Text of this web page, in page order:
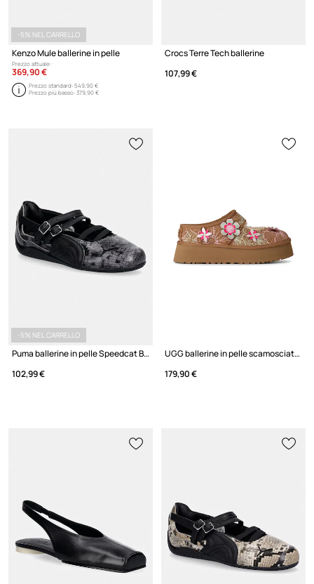
-5% NEL CARRELLO
Kenzo Mule ballerine in pelle
Prezzo attuale:
369,90 €
Prezzo standard:549,90 €
Prezzo più basso:379,90 €
Crocs Terre Tech ballerine
107,99 €
-5% NEL CARRELLO
Puma ballerine in pelle Speedcat Ballet Snake
102,99 €
UGG ballerine in pelle scamosciata W Bea Mary Jane Meadow
179,90 €